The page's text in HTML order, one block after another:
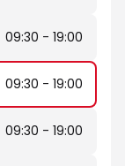
09:30 - 19:00
09:30 - 19:00
09:30 - 19:00